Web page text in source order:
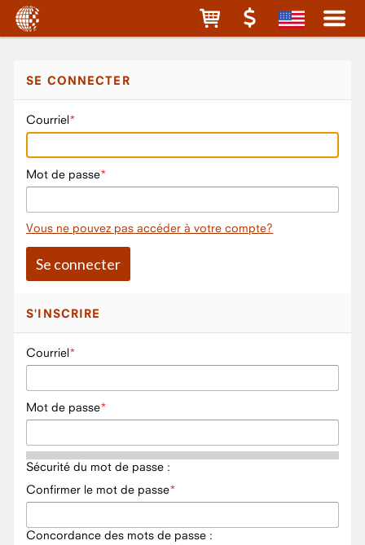
SE CONNECTER
Courriel
Mot de passe
Vous ne pouvez pas accéder à votre compte?
S'INSCRIRE
Courriel
Mot de passe
Sécurité du mot de passe :
Confirmer le mot de passe
Concordance des mots de passe :